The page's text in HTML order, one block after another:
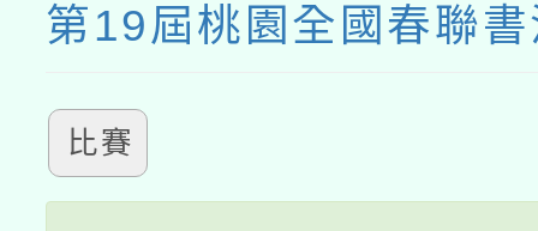
第19屆桃園全國春聯
比賽